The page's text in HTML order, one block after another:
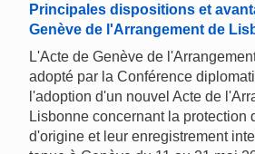
Principales dispositions et
Genève de l'Arrangement de
L'Acte de Genève de
adopté par la Conférence
l'adoption d'un nouvel Acte de
Lisbonne concernant la protection
d'origine et leur enregistrement